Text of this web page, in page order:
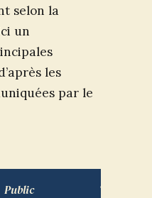
selon la
un
les
par le
Public
Tarif